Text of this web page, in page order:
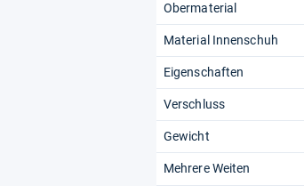
Obermaterial
Material Innenschuh
Eigenschaften
Verschluss
Gewicht
Mehrere Weiten